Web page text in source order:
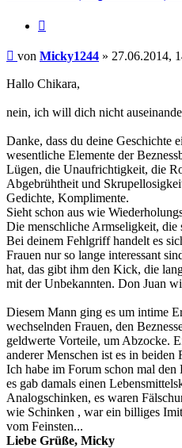
Beitrag
von Micky1244 » 27.06.2014,
Hallo Chikara,
nein, ich will dich nicht
Danke, dass du deine Geschichte
wesentliche Elemente der
Lügen, die Unaufrichtigkeit, die
Abgebrühtheit und
Gedichte, Komplimente.
Sieht schon aus wie
Die menschliche Armseligkeit,
Bei deinem Fehlgriff handelt es
Frauen nur so lange interessant
hat, das gibt ihm den Kick, die
mit der Unbekannten. Don Juan
Diesem Mann ging es um intime
wechselnden Frauen, den
geldwerte Vorteile, um Abzocke.
anderer Menschen ist es in beiden
Ich habe im Forum schon mal
es gab damals einen
Analogschinken, es waren
wie Schinken , war ein billiges
vom Feinsten...
Liebe Grüße, Micky